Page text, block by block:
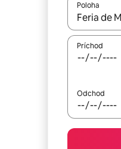
Poloha
Keď budú
Príchod
Odchod